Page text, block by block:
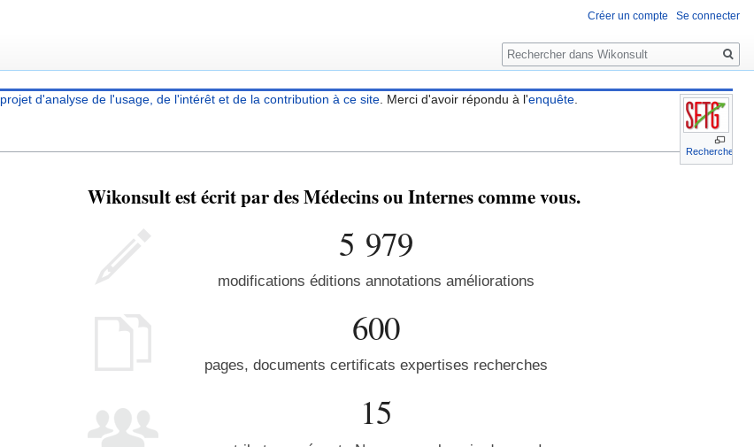
Recherche
projet d'analyse de l'usage, de l'intérêt et de la contribution à ce site. Merci d'avoir répondu à l'enquête.
Wikonsult est écrit par des Médecins ou Internes comme vous.
5 979
modifications éditions annotations améliorations
600
pages, documents certificats expertises recherches
15
Créer un compte Se connecter
Rechercher